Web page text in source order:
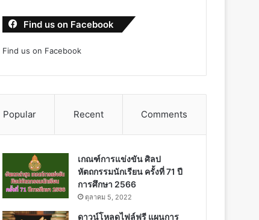
Find us on Facebook
Find us on Facebook
Popular Recent Comments
เกณฑ์การแข่งขัน ศิลป
หัตถกรรมนักเรียน ครั้งที่ 71 ปี
การศึกษา 2566
ตุลาคม 5, 2022
ดาวน์โหลดไฟล์ฟรี แผนการ